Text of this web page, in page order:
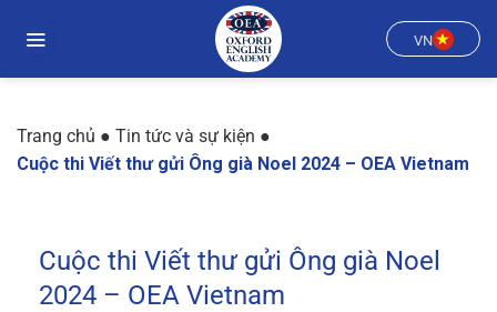
đến
VN
Trang chủ ● Tin tức và sự kiện ●
Cuộc thi Viết thư gửi Ông già Noel 2024 – OEA Vietnam
Cuộc thi Viết thư gửi Ông già Noel
2024 – OEA Vietnam